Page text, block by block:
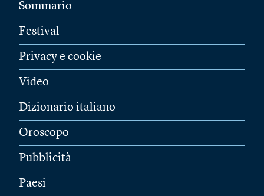
Sommario
Festival
Privacy e cookie
Video
Dizionario italiano
Oroscopo
Pubblicità
Paesi